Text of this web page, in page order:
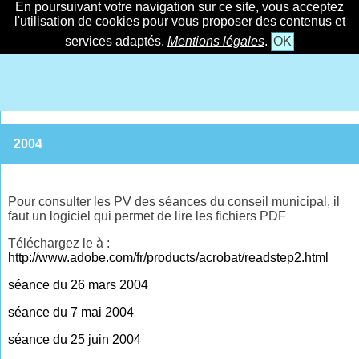
En poursuivant votre navigation sur ce site, vous acceptez
l'utilisation de cookies pour vous proposer des contenus et
services adaptés. Mentions légales. OK
2004
Pour consulter les PV des séances du conseil municipal, il
faut un logiciel qui permet de lire les fichiers PDF
Téléchargez le à :
http://www.adobe.com/fr/products/acrobat/readstep2.html
séance du 26 mars 2004
séance du 7 mai 2004
séance du 25 juin 2004